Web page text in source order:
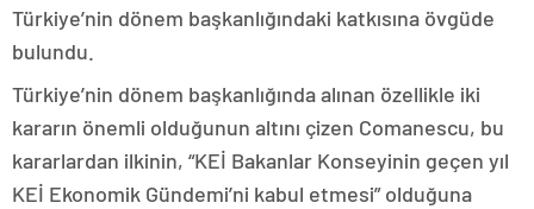
Türkiye’nin dönem başkanlığındaki katkısına övgüde
bulundu.
Türkiye’nin dönem başkanlığında alınan özellikle iki
kararın önemli olduğunun altını çizen Comanescu, bu
kararlardan ilkinin, “KEİ Bakanlar Konseyinin geçen yıl
KEİ Ekonomik Gündemi’ni kabul etmesi” olduğuna